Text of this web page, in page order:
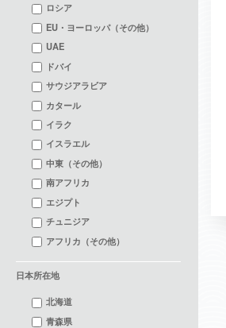
ロシア
EU・ヨーロッパ（その他）
UAE
ドバイ
サウジアラビア
カタール
イラク
イスラエル
中東（その他）
南アフリカ
エジプト
チュニジア
アフリカ（その他）
日本所在地
北海道
青森県